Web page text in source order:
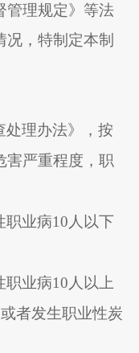
管理规定》等法
，特制定本制
处理办法》，按
害严重程度，职
职业病10 人以下
职业病10 人以上
者发生职业性炭